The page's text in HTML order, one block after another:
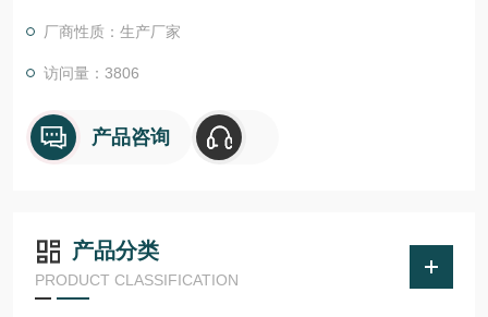
厂商性质：生产厂家
访问量：3806
产品咨询
产品分类
PRODUCT CLASSIFICATION